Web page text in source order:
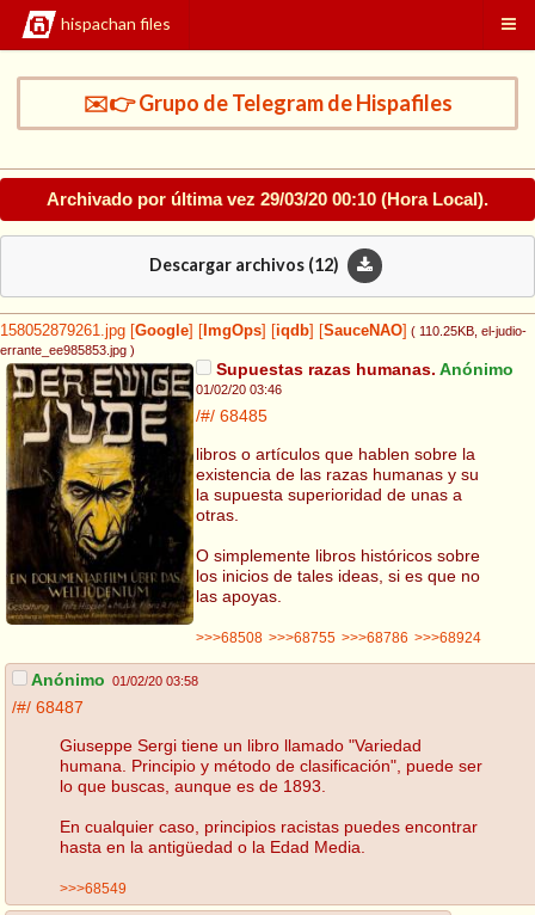
hispachan files
✉️👉 Grupo de Telegram de Hispafiles
Archivado por última vez 29/03/20 00:10 (Hora Local).
Descargar archivos (12)
158052879261.jpg Google ImgOps iqdb SauceNAO ( 110.25KB , el-judio-
errante_ee985853.jpg )
Supuestas razas humanas. Anónimo
01/02/20 03:46
/#/ 68485
libros o artículos que hablen sobre la
existencia de las razas humanas y su
la supuesta superioridad de unas a
otras.
O simplemente libros históricos sobre
los inicios de tales ideas, si es que no
las apoyas.
>>>68508 >>>68755 >>>68786 >>>68924
Anónimo 01/02/20 03:58
/#/ 68487
Giuseppe Sergi tiene un libro llamado "Variedad
humana. Principio y método de clasificación", puede ser
lo que buscas, aunque es de 1893.
En cualquier caso, principios racistas puedes encontrar
hasta en la antigüedad o la Edad Media.
>>>68549